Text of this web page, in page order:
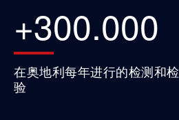
+300.000
在奥地利每年进行的检测和检
验